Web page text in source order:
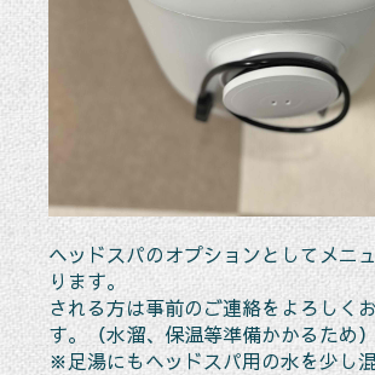
ヘッドスパのオプションとしてメニ
ります。
される方は事前のご連絡をよろしく
す。（水溜、保温等準備かかるため）
※足湯にもヘッドスパ用の水を少し